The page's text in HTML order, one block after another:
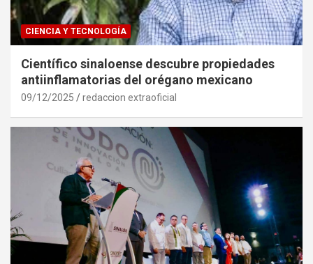
CIENCIA Y TECNOLOGÍA
Científico sinaloense descubre propiedades
antiinflamatorias del orégano mexicano
09/12/2025 redaccion extraoficial